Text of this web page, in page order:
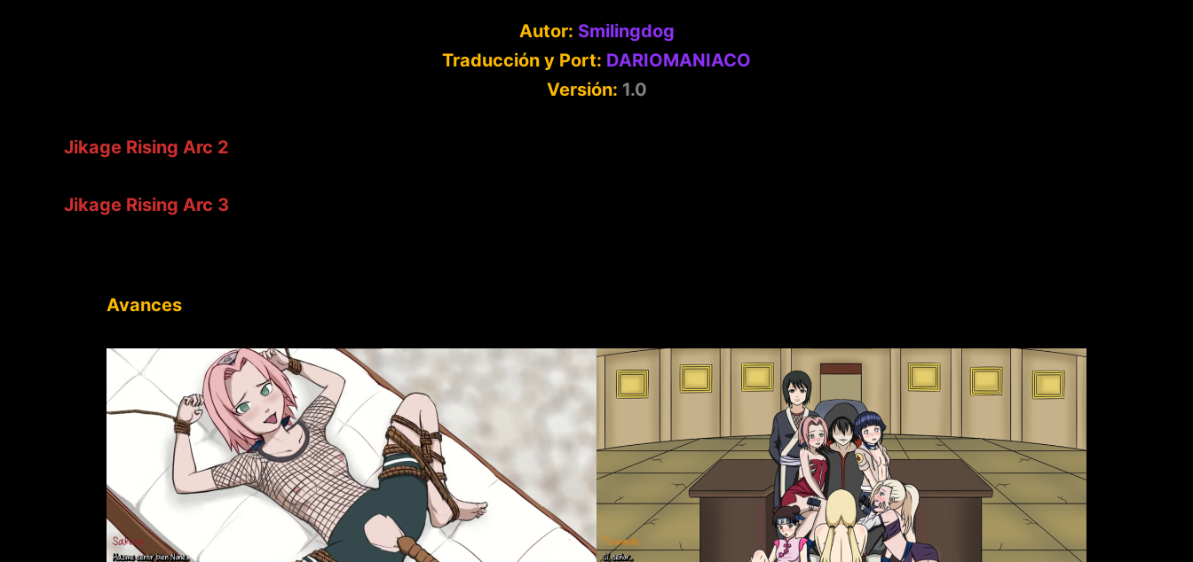
Autor: Smilingdog
Traducción y Port: DARIOMANIACO
Versión: 1.0
Jikage Rising Arc 2
Jikage Rising Arc 3
Avances